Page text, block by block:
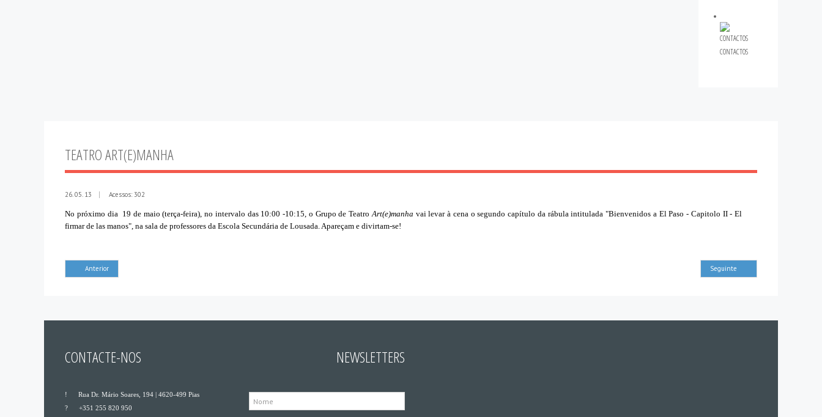
CONTACTOS
TEATRO ART(E)MANHA
26. 05. 13 Acessos: 302
No próximo dia 19 de maio (terça-feira), no intervalo das 10:00 -10:15, o Grupo de TeatroArt(e)manha vai levar à cena o segundo capítulo da rábula intitulada "Bienvenidos a El Paso - Capitolo II - El
firmar de las manos", na sala de professores da Escola Secundária de Lousada. Apareçam e divirtam-se!
Anterior Seguinte
CONTACTE-NOS
Rua Dr. Mário Soares, 194 | 4620-499 Pias
+351 255 820 950
NEWSLETTERS